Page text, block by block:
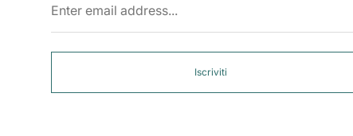
email
Iscriviti